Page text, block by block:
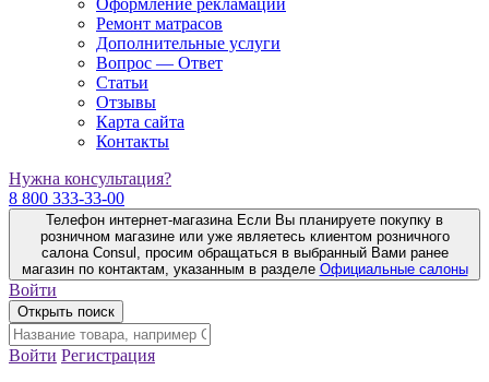
Оформление рекламации
Ремонт матрасов
Дополнительные услуги
Вопрос — Ответ
Статьи
Отзывы
Карта сайта
Контакты
Нужна консультация?
8 800 333-33-00
Телефон интернет-магазина Если Вы планируете покупку в
розничном магазине или уже являетесь клиентом розничного
салона Consul, просим обращаться в выбранный Вами ранее
магазин по контактам, указанным в разделе Официальные салоны
Войти
Открыть поиск
Войти Регистрация